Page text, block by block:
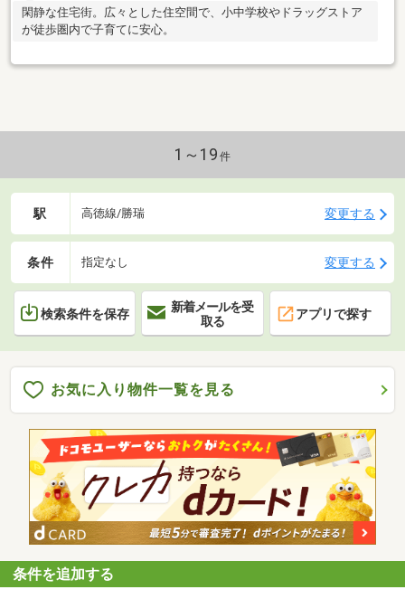
閑静な住宅街。広々とした住空間で、小中学校やドラッグストア
が徒歩圏内で子育てに安心。
1～19 件
駅 高徳線/勝瑞 変更する
条件 指定なし 変更する
検索条件を保存
新着メールを受
取る
アプリで探す
お気に入り物件一覧を見る
条件を追加する